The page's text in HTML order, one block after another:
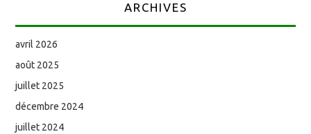
ARCHIVES
avril 2026
août 2025
juillet 2025
décembre 2024
juillet 2024